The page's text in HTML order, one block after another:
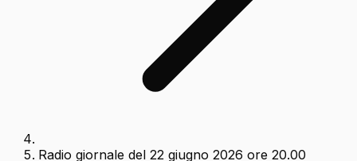
Radio giornale del 22 giugno 2026 ore 20.00